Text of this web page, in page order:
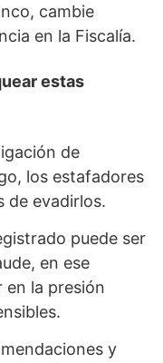
cambie
en la Fiscalía.
estas
de
los estafadores
de evadirlos.
puede ser
en ese
la presión
y